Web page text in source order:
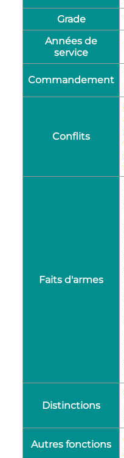
Grade
Années de
service
Commandement
Conflits
Faits d'armes
Distinctions
Autres fonctions